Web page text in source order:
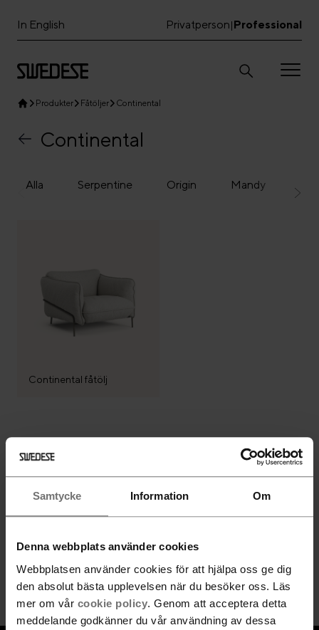
Samtycke Information Om
Denna webbplats använder cookies
Webbplatsen använder cookies för att hjälpa oss ge dig
den absolut bästa upplevelsen när du besöker oss. Läs
mer om vår cookie policy. Genom att acceptera detta
meddelande godkänner du vår användning av dessa
In English Professional
|
Privatperson
Produkter Fåtöljer Continental
Continental
Alla Serpentine Origin Mandy
Continental fåtölj
Följ Swedese
Nyhetsbrev
Gå med